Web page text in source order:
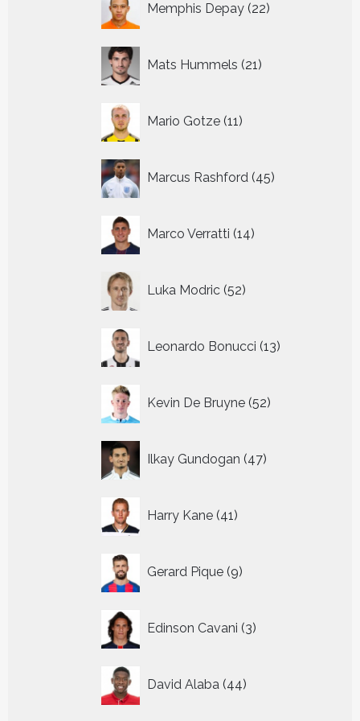
Memphis Depay 22
producten
Mats Hummels 21
producten
Mario Gotze 11
producten
Marcus Rashford 45
producten
Marco Verratti 14
producten
Luka Modric 52
producten
Leonardo Bonucci 13
producten
Kevin De Bruyne 52
producten
Ilkay Gundogan 47
producten
Harry Kane 41
producten
Gerard Pique 9
producten
Edinson Cavani 3
producten
David Alaba 44
producten